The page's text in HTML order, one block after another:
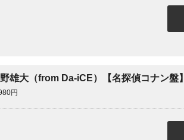
雄大（from Da-iCE）【名探偵コナン盤】
円